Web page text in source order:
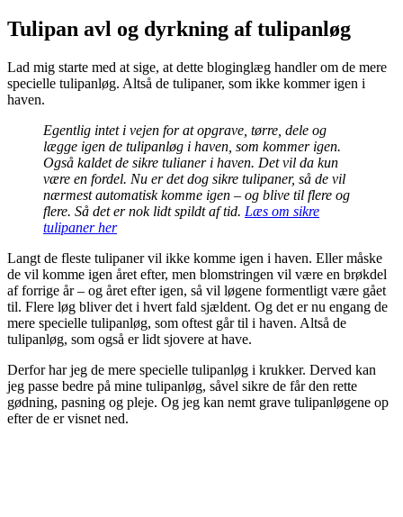
Tulipan avl og dyrkning af tulipanløg
Lad mig starte med at sige, at dette bloginglæg handler om de mere
specielle tulipanløg. Altså de tulipaner, som ikke kommer igen i
haven.
Egentlig intet i vejen for at opgrave, tørre, dele og
lægge igen de tulipanløg i haven, som kommer igen.
Også kaldet de sikre tulianer i haven. Det vil da kun
være en fordel. Nu er det dog sikre tulipaner, så de vil
nærmest automatisk komme igen – og blive til flere og
flere. Så det er nok lidt spildt af tid. Læs om sikre
tulipaner her
Langt de fleste tulipaner vil ikke komme igen i haven. Eller måske
de vil komme igen året efter, men blomstringen vil være en brøkdel
af forrige år – og året efter igen, så vil løgene formentligt være gået
til. Flere løg bliver det i hvert fald sjældent. Og det er nu engang de
mere specielle tulipanløg, som oftest går til i haven. Altså de
tulipanløg, som også er lidt sjovere at have.
Derfor har jeg de mere specielle tulipanløg i krukker. Derved kan
jeg passe bedre på mine tulipanløg, såvel sikre de får den rette
gødning, pasning og pleje. Og jeg kan nemt grave tulipanløgene op
efter de er visnet ned.